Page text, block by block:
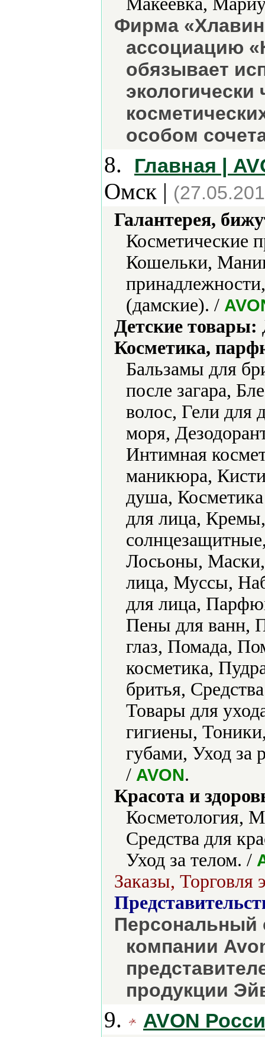
Фирма
ассоциацию
обязывает
особом
8. Главная |
Омск |
Галантерея,
Косметические
Кошельки,
(дамские). /
Детские товары:
Косметика,
Бальзамы для
после загара,
волос, Гели для
моря,
Интимная
маникюра,
душа,
для лица,
Лосьоны,
лица, Муссы,
для лица,
Пены для ванн,
глаз, Помада,
косметика,
бритья,
Товары для
гигиены,
губами, Уход
/ AVON.
Красота и
Косметология,
Средства для
Уход за телом. /
Заказы, Торговля
Персональный
компании
продукции
9. AVON